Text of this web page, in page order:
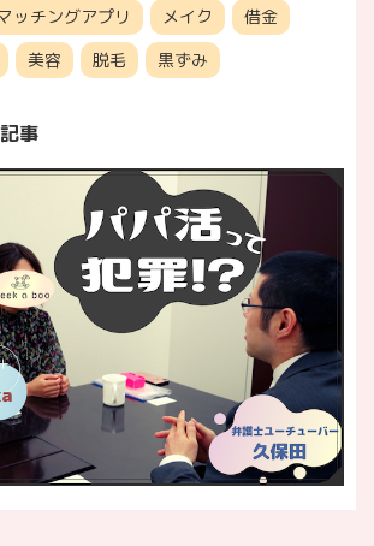
ッチングアプリ メイク
借金
美容 脱毛 黒ずみ
事